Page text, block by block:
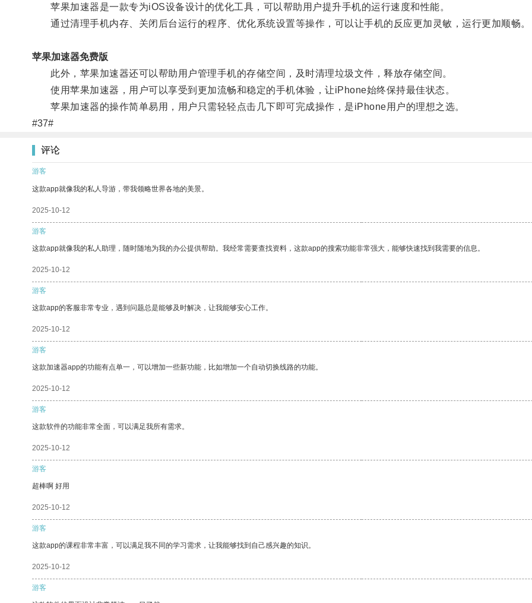
苹果加速器是一款专为iOS设备设计的优化工具，可以帮助用户提升手机的运行速度和性能。
通过清理手机内存、关闭后台运行的程序、优化系统设置等操作，可以让手机的反应更加灵敏，运行更加顺畅。
苹果加速器免费版
此外，苹果加速器还可以帮助用户管理手机的存储空间，及时清理垃圾文件，释放存储空间。
使用苹果加速器，用户可以享受到更加流畅和稳定的手机体验，让iPhone始终保持最佳状态。
苹果加速器的操作简单易用，用户只需轻轻点击几下即可完成操作，是iPhone用户的理想之选。
#37#
评论
游客
这款app就像我的私人导游，带我领略世界各地的美景。
2025-10-12
游客
这款app就像我的私人助理，随时随地为我的办公提供帮助。我经常需要查找资料，这款app的搜索功能非常强大，能够快速找到我需要的信息。
2025-10-12
游客
这款app的客服非常专业，遇到问题总是能够及时解决，让我能够安心工作。
2025-10-12
游客
这款加速器app的功能有点单一，可以增加一些新功能，比如增加一个自动切换线路的功能。
2025-10-12
游客
这款软件的功能非常全面，可以满足我所有需求。
2025-10-12
游客
超棒啊 好用
2025-10-12
游客
这款app的课程非常丰富，可以满足我不同的学习需求，让我能够找到自己感兴趣的知识。
2025-10-12
游客